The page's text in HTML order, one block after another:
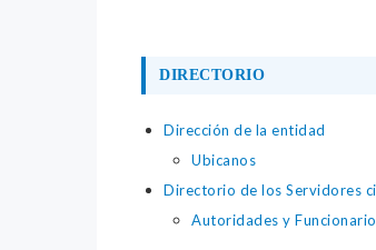
DIRECTORIO
Dirección de la entidad
Ubicanos
Directorio de los Servidores
Autoridades y